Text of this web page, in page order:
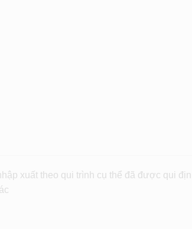
xuất theo qui trình cụ thể đã được qui